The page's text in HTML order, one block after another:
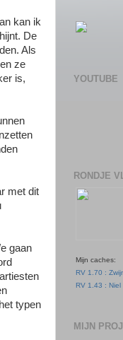
kan ik
De
Als
ze
is,
met dit
gaan
typen
YOUTUBE
RONDJE
Mijn caches:
RV 1.70 :
RV 1.43 : Niel
MIJN